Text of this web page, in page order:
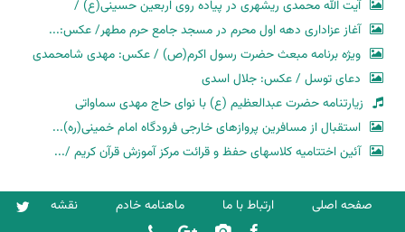
آیت الله محمدی ریشهری در پیاده روی اربعین حسینی(ع) /
آغاز عزاداری دهه اول محرم در مسجد جامع حرم مطهر/ عکس:...
ویژه برنامه مبعث حضرت رسول اکرم(ص) / عکس: مهدی شامحمدی
دعای توسل / عکس: جلال اسدی
زیارتنامه حضرت عبدالعظیم (ع) با نوای حاج مهدی سماواتی
استقبال از مسافرین پروازهای خارجی فرودگاه امام خمینی(ره)...
آئین اختتامیه کلاسهای حفظ و قرائت مرکز آموزش قرآن کریم /...
صفحه اصلی ارتباط با ما ماهنامه خادم نقشه